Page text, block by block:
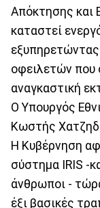
Απόκτησης και
καταστεί
οφειλετών που
αναγκαστική
O Υπουργός
Κωστής
Η Κυβέρνηση
σύστημα IRIS -
άνθρωποι -
έξι βασικές